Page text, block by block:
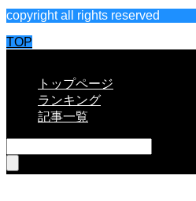
copyright all rights reserved
TOP
トップページ
ランキング
記事一覧